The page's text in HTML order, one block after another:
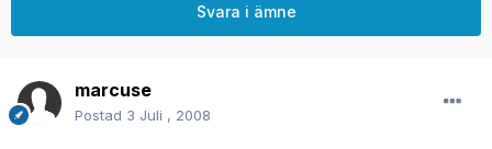
Svara i ämne
marcuse
Postad 3 Juli , 2008